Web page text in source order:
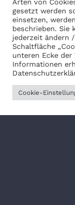
Arten von
gesetzt werden
einsetzen,
beschrieben. Sie
jederzeit ändern
Schaltfläche
unteren Ecke
Informationen
Cookie-